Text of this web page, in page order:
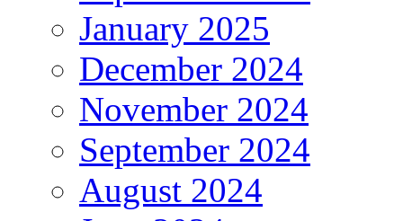
January 2025
December 2024
November 2024
September 2024
August 2024